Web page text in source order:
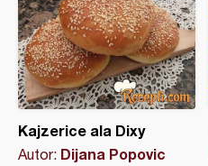
Kajzerice ala Dixy
Autor: Dijana Popovic